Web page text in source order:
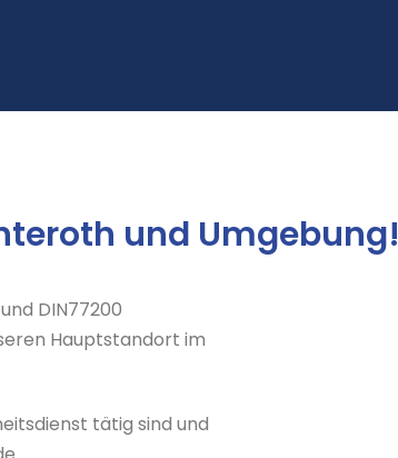
und Umgebung!
DIN77200
Hauptstandort im
tätig sind und